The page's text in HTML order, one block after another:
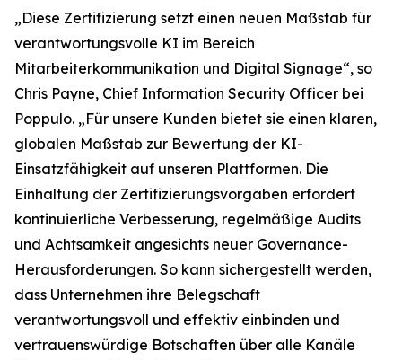
„Diese Zertifizierung setzt einen neuen Maßstab für
verantwortungsvolle KI im Bereich
Mitarbeiterkommunikation und Digital Signage“, so
Chris Payne, Chief Information Security Officer bei
Poppulo. „Für unsere Kunden bietet sie einen klaren,
globalen Maßstab zur Bewertung der KI-
Einsatzfähigkeit auf unseren Plattformen. Die
Einhaltung der Zertifizierungsvorgaben erfordert
kontinuierliche Verbesserung, regelmäßige Audits
und Achtsamkeit angesichts neuer Governance-
Herausforderungen. So kann sichergestellt werden,
dass Unternehmen ihre Belegschaft
verantwortungsvoll und effektiv einbinden und
vertrauenswürdige Botschaften über alle Kanäle